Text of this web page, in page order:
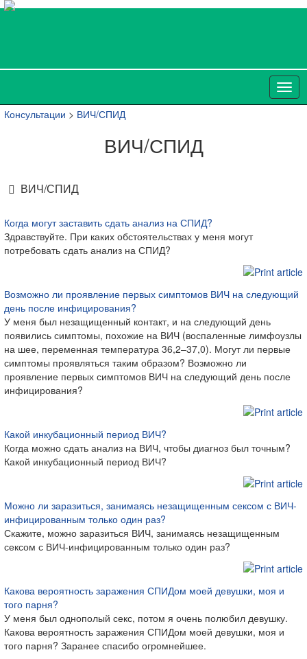
Консультации > ВИЧ/СПИД
ВИЧ/СПИД
ВИЧ/СПИД
Когда могут заставить сдать анализ на СПИД?
Здравствуйте. При каких обстоятельствах у меня могут
потребовать сдать анализ на СПИД?
Возможно ли проявление первых симптомов ВИЧ на следующий
день после инфицирования?
У меня был незащищенный контакт, и на следующий день
появились симптомы, похожие на ВИЧ (воспаленные лимфоузлы
на шее, переменная температура 36,2–37,0). Могут ли первые
симптомы проявляться таким образом? Возможно ли
проявление первых симптомов ВИЧ на следующий день после
инфицирования?
Какой инкубационный период ВИЧ?
Когда можно сдать анализ на ВИЧ, чтобы диагноз был точным?
Какой инкубационный период ВИЧ?
Можно ли заразиться, занимаясь незащищенным сексом с ВИЧ-
инфицированным только один раз?
Скажите, можно заразиться ВИЧ, занимаясь незащищенным
сексом с ВИЧ-инфицированным только один раз?
Какова вероятность заражения СПИДом моей девушки, моя и
того парня?
У меня был однополый секс, потом я очень полюбил девушку.
Какова вероятность заражения СПИДом моей девушки, моя и
того парня? Заранее спасибо огромнейшее.